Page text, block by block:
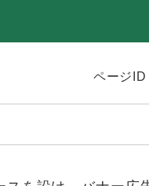
ページ